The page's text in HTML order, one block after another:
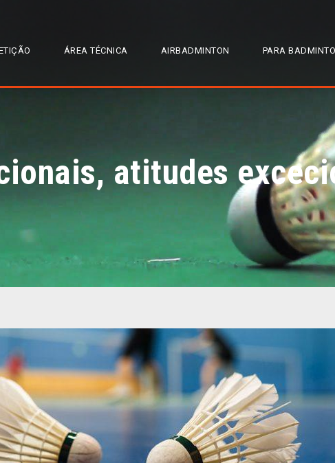
ÁREA TÉCNICA AIRBADMINTON PARA
atitudes